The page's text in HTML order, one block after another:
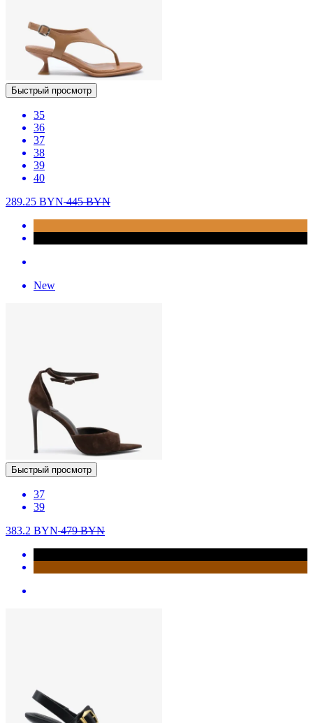
Быстрый просмотр
35
36
37
38
39
40
289.25 BYN445BYN
New
Быстрый просмотр
37
39
383.2 BYN479BYN